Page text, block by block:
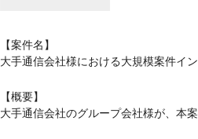
【案件名】
大手通信会社様における大規模案件イ
【概要】
大手通信会社のグループ会社様が、本